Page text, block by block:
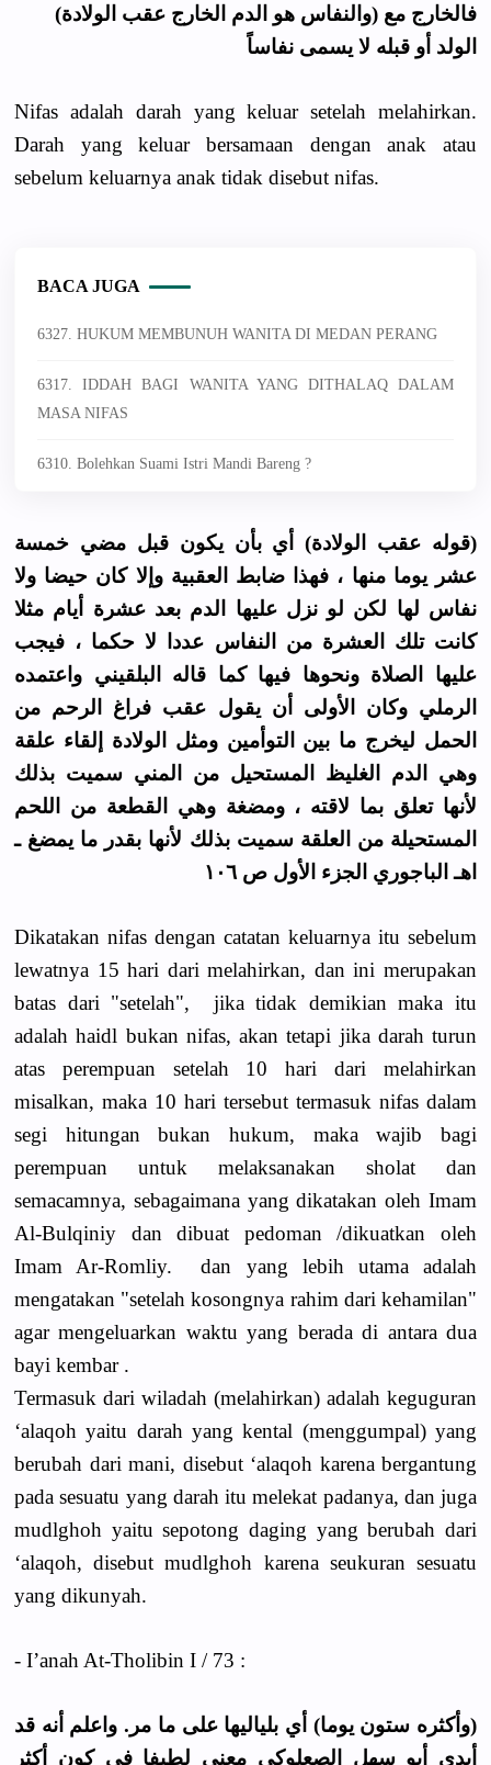
(والنفاس هو الدم الخارج عقب الولادة) فالخارج مع
الولد أو قبله لا يسمى نفاساً
Nifas adalah darah yang keluar setelah melahirkan.
Darah yang keluar bersamaan dengan anak atau
sebelum keluarnya anak tidak disebut nifas.
BACA JUGA
6327. HUKUM MEMBUNUH WANITA DI MEDAN PERANG
6317. IDDAH BAGI WANITA YANG DITHALAQ DALAM
MASA NIFAS
6310. Bolehkan Suami Istri Mandi Bareng ?
(قوله عقب الولادة) أي بأن يكون قبل مضي خمسة
عشر يوما منها ، فهذا ضابط العقبية وإلا كان حيضا ولا
نفاس لها لكن لو نزل عليها الدم بعد عشرة أيام مثلا
كانت تلك العشرة من النفاس عددا لا حكما ، فيجب
عليها الصلاة ونحوها فيها كما قاله البلقيني واعتمده
الرملي وكان الأولى أن يقول عقب فراغ الرحم من
الحمل ليخرج ما بين التوأمين ومثل الولادة إلقاء علقة
وهي الدم الغليظ المستحيل من المني سميت بذلك
لأنها تعلق بما لاقته ، ومضغة وهي القطعة من اللحم
المستحيلة من العلقة سميت بذلك لأنها بقدر ما يمضغ ـ
اهـ الباجوري الجزء الأول ص ١٠٦
Dikatakan nifas dengan catatan keluarnya itu sebelum
lewatnya 15 hari dari melahirkan, dan ini merupakan
batas dari "setelah", jika tidak demikian maka itu
adalah haidl bukan nifas, akan tetapi jika darah turun
atas perempuan setelah 10 hari dari melahirkan
misalkan, maka 10 hari tersebut termasuk nifas dalam
segi hitungan bukan hukum, maka wajib bagi
perempuan untuk melaksanakan sholat dan
semacamnya, sebagaimana yang dikatakan oleh Imam
Al-Bulqiniy dan dibuat pedoman /dikuatkan oleh
Imam Ar-Romliy. dan yang lebih utama adalah
mengatakan "setelah kosongnya rahim dari kehamilan"
agar mengeluarkan waktu yang berada di antara dua
bayi kembar .
Termasuk dari wiladah (melahirkan) adalah keguguran
‘alaqoh yaitu darah yang kental (menggumpal) yang
berubah dari mani, disebut ‘alaqoh karena bergantung
pada sesuatu yang darah itu melekat padanya, dan juga
mudlghoh yaitu sepotong daging yang berubah dari
‘alaqoh, disebut mudlghoh karena seukuran sesuatu
yang dikunyah.
- I’anah At-Tholibin I / 73 :
(ﻭﺃﻛﺜﺮﻩ ﺳﺘﻮﻥ ﻳﻮﻣﺎ) ﺃﻱ ﺑﻠﻴﺎﻟﻴﻬﺎ ﻋﻠﻰ ﻣﺎ ﻣﺮ. ﻭاﻋﻠﻢ ﺃﻧﻪ ﻗﺪ
ﺃﺑﺪﻯ ﺃﺑﻮ ﺳﻬﻞ اﻟﺼﻌﻠﻮﻛﻲ ﻣﻌﻨﻰ ﻟﻄﻴﻔﺎ ﻓﻲ ﻛﻮﻥ ﺃﻛﺜﺮ